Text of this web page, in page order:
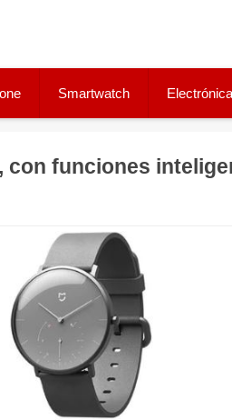
Smartwatch Electrónica
con funciones